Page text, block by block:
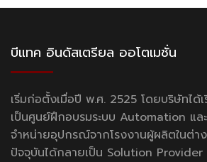
บีแทค อินดัสเตรียล ออโตเมชั่น
เริ่มก่อตั้งเมื่อปี พ.ศ. 2525 โดยบริษัทได้
เป็นศูนย์ฝึกอบรมระบบ Automation แล
จำหน่ายอุปกรณ์จากโรงงานผู้ผลิตในต่า
ปัจจุบันได้กลายเป็น Solution Provider